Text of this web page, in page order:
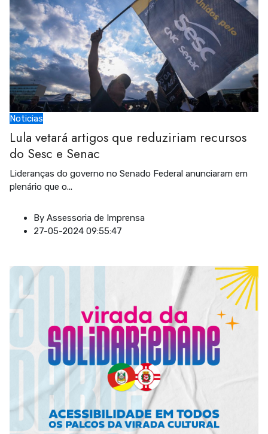
Noticias
Lula vetará artigos que reduziriam recursos
do Sesc e Senac
Lideranças do governo no Senado Federal anunciaram em
plenário que o...
By Assessoria de Imprensa
27-05-2024 09:55:47